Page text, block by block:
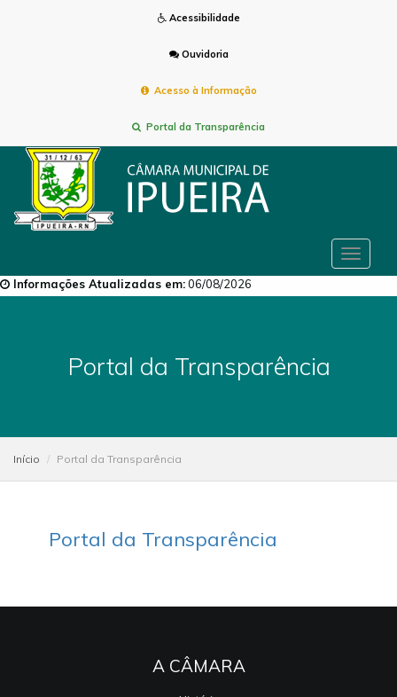
Acessibilidade
Ouvidoria
Acesso à Informação
Portal da Transparência
Toggle
Informações Atualizadas em:06/08/2026
Portal da Transparência
Início Portal da Transparência
Portal da Transparência
A CÂMARA